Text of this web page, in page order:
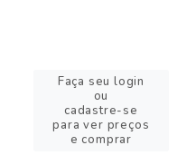
Faça seu login
ou
cadastre-se
para ver preços
e comprar